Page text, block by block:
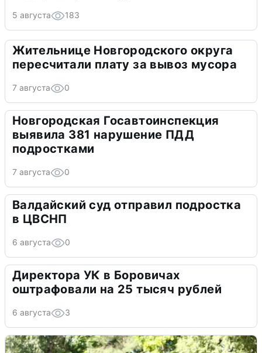
5 августа 183
Жительнице Новгородского округа
пересчитали плату за вывоз мусора
7 августа 0
Новгородская Госавтоинспекция
выявила 381 нарушение ПДД
подростками
7 августа 0
Валдайский суд отправил подростка
в ЦВСНП
6 августа 0
Директора УК в Боровичах
оштрафовали на 25 тысяч рублей
6 августа 3